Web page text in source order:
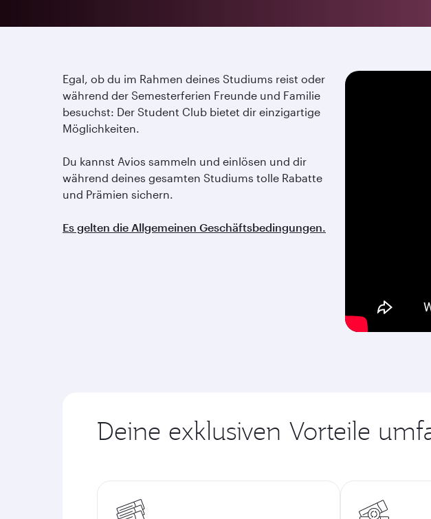
Egal, ob du im Rahmen deines Studiums reist oder
während der Semesterferien Freunde und Familie
besuchst: Der Student Club bietet dir einzigartige
Möglichkeiten.
Du kannst Avios sammeln und einlösen und dir
während deines gesamten Studiums tolle Rabatte
und Prämien sichern.
Es gelten die Allgemeinen Geschäftsbedingungen.
Deine exklusiven Vorteile